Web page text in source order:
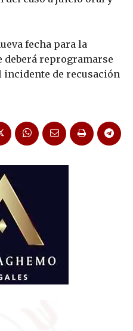
fecha para la
reprogramarse
incidente de recusación